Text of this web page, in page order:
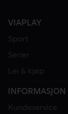
VIAPLAY
Sport
Serier
Lei & kjøp
INFORMASJON
Kundeservice